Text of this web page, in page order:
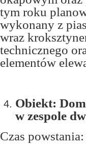
tym roku
wykonany z
wraz
technicznego
elementów
Obiekt:
w zespole
Czas